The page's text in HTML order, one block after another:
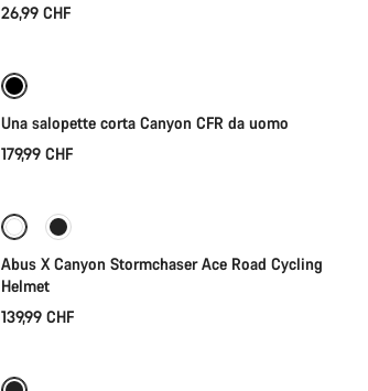
26,99 CHF
Una salopette corta Canyon CFR da uomo
179,99 CHF
Abus X Canyon Stormchaser Ace Road Cycling
Helmet
139,99 CHF